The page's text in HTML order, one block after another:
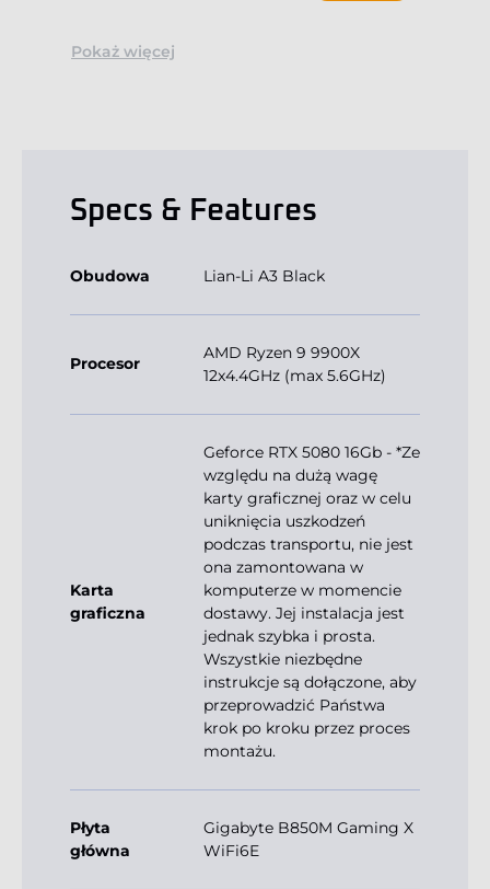
Pokaż więcej
Specs & Features
Obudowa Lian-Li A3 Black
Procesor
AMD Ryzen 9 9900X
12x4.4GHz (max 5.6GHz)
Karta
graficzna
Geforce RTX 5080 16Gb - *Ze
względu na dużą wagę
karty graficznej oraz w celu
uniknięcia uszkodzeń
podczas transportu, nie jest
ona zamontowana w
komputerze w momencie
dostawy. Jej instalacja jest
jednak szybka i prosta.
Wszystkie niezbędne
instrukcje są dołączone, aby
przeprowadzić Państwa
krok po kroku przez proces
montażu.
Płyta
główna
Gigabyte B850M Gaming X
WiFi6E